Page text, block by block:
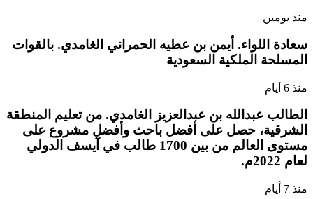
منذ يومين
سعادة اللواء. أيمن بن عطيه الحمراني الغامدي. بالقوات
المسلحة الملكية السعودية
منذ 6 أيام
الطالب عبدالله بن عبدالعزيز الغامدي. من تعليم المنطقة
الشرقية، حصل على أفضل باحث وأفضل مشروع على
مستوى العالم من بين 1700 طالب في آيسف الدولي
لعام 2022م.
منذ 7 أيام